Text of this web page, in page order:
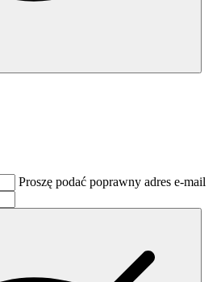
Proszę podać poprawny adres e-mail